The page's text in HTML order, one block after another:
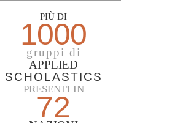
PIÙ DI
1000
gruppi di
APPLIED
SCHOLASTICS
PRESENTI IN
72